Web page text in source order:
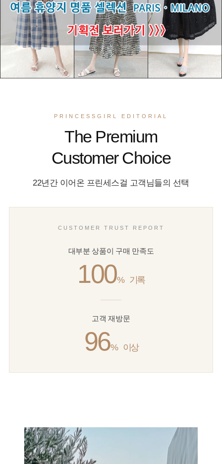
PRINCESSGIRL EDITORIAL
The Premium
Customer Choice
22년간 이어온 프린세스걸 고객님들의 선택
CUSTOMER TRUST REPORT
대부분 상품이 구매 만족도
100% 기록
고객 재방문
96% 이상